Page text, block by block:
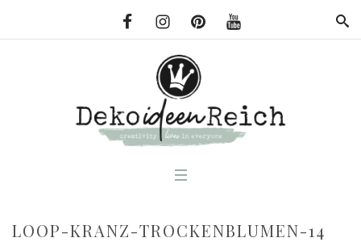
LOOP-KRANZ-TROCKENBLUMEN-14